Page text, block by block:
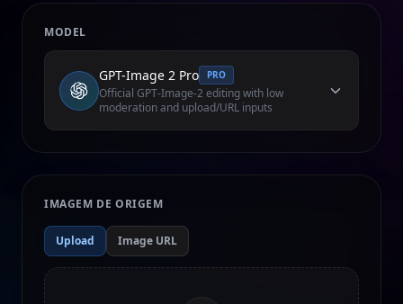
MODEL
GPT-Image 2 Pro PRO
Official GPT-Image-2 editing with low
moderation and upload/URL inputs
IMAGEM DE ORIGEM
Upload Image URL